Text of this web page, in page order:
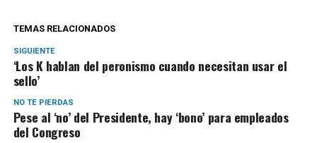
TEMAS RELACIONADOS
SIGUIENTE
‘Los K hablan del peronismo cuando necesitan usar el
sello’
NO TE PIERDAS
Pese al ‘no’ del Presidente, hay ‘bono’ para empleados
del Congreso